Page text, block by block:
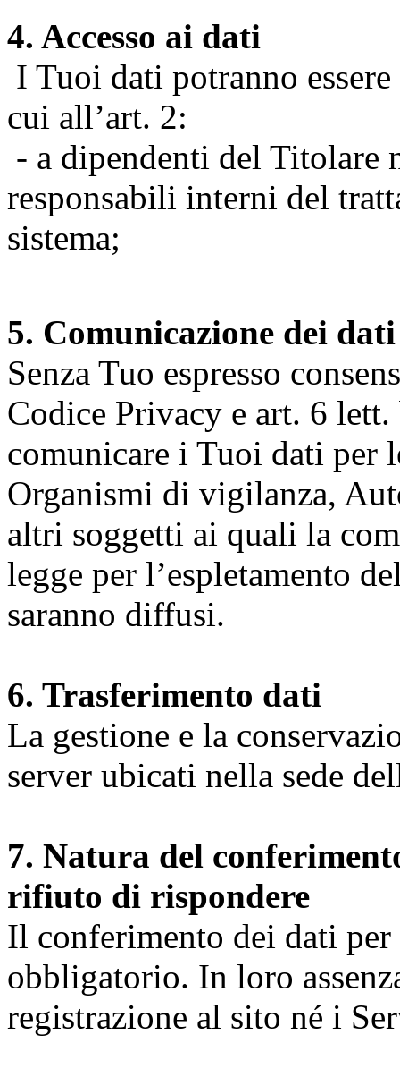
4. Accesso ai dati
I Tuoi dati potranno
cui all’art. 2:
- a dipendenti del Titolare
responsabili interni del
sistema;
5. Comunicazione dei dati
Senza Tuo espresso
Codice Privacy e art. 6
comunicare i Tuoi dati per
Organismi di vigilanza,
altri soggetti ai quali la
legge per l’espletamento
saranno diffusi.
6. Trasferimento dati
La gestione e la
server ubicati nella sede
7. Natura del
rifiuto di rispondere
Il conferimento dei dati
obbligatorio. In loro
registrazione al sito né i